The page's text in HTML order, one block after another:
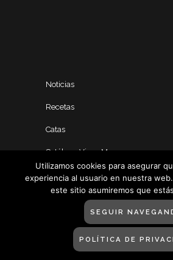
Noticias
Recetas
Catas
Catálogo Vinos Manero
Utilizamos cookies para asegurar
experiencia al usuario en nuestra
este sitio asumiremos que
SEGUIR
POLÍTICA DE